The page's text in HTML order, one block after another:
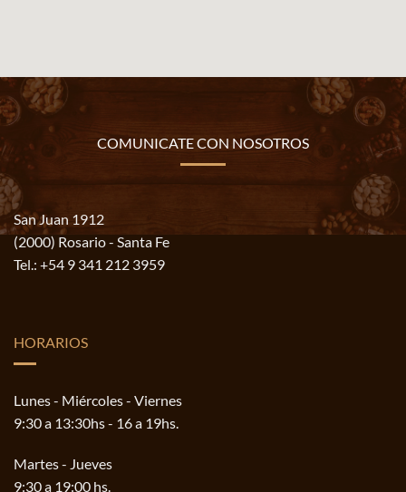
COMUNICATE CON NOSOTROS
San Juan 1912
(2000) Rosario - Santa Fe
Tel.: +54 9 341 212 3959
HORARIOS
Lunes - Miércoles - Viernes
9:30 a 13:30hs - 16 a 19hs.
Martes - Jueves
9:30 a 19:00 hs.